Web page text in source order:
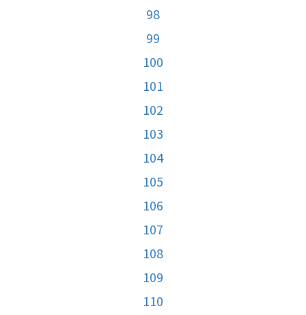
98
99
100
101
102
103
104
105
106
107
108
109
110